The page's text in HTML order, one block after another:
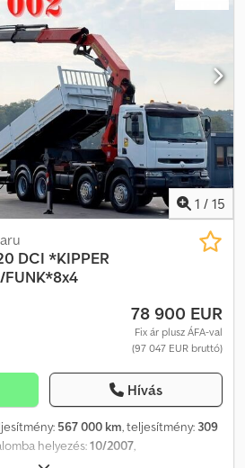
központi zár, légkondicionálás
, Kérjük,
alkalmazáson keresztül is! E-mail:
felszerelések közé tartozik:
multifunkciós kormánykerék,
stb.
1 / 15
DCI *KIPPER
78 900 EUR
Fix ár plusz ÁFA-val
(97 047 EUR bruttó)
Hívás
567 000 km, teljesítmény: 309
helyezés:10/2007,